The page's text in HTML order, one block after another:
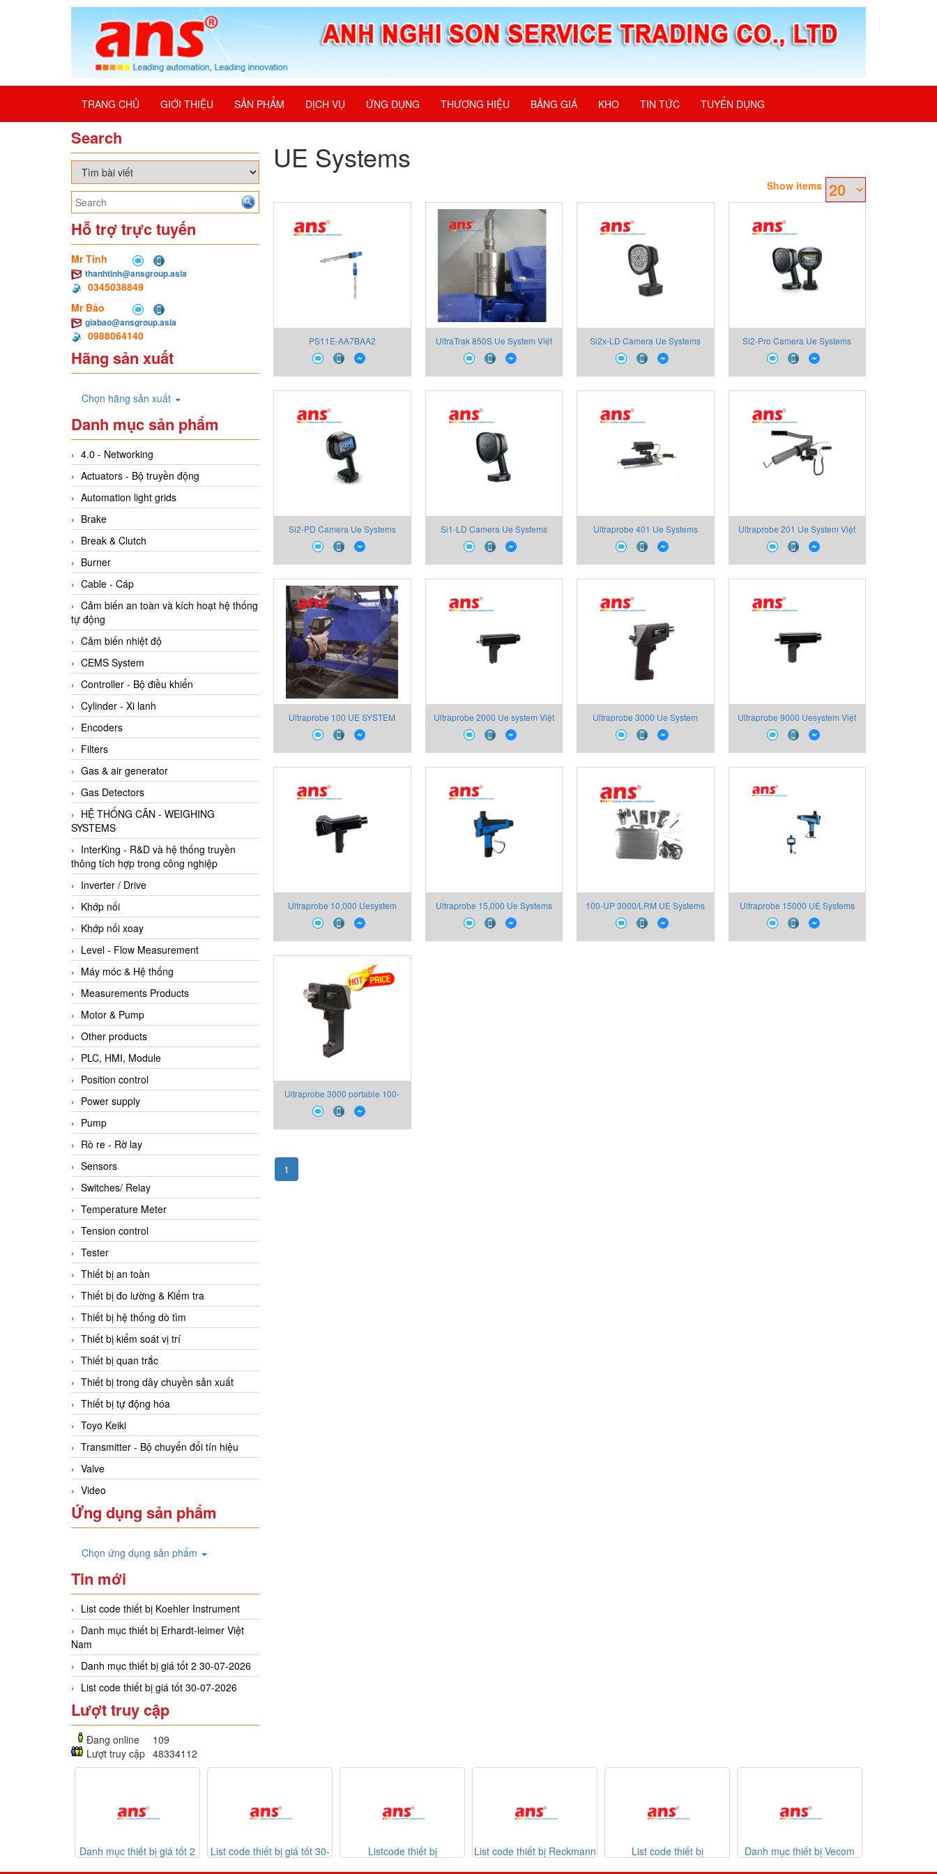
TRANG CHỦ GIỚI THIỆU SẢN PHẨM DỊCH VỤ ỨNG DỤNG THƯƠNG HIỆU BẢNG GIÁ KHO TIN TỨC TUYỂN DỤNG
Search
Hỗ trợ trực tuyến
Mr Tính
thanhtinh@ansgroup.asia
0345038849
Mr Bảo
giabao@ansgroup.asia
0988064140
Hãng sản xuất
Chọn hãng sản xuất
Danh mục sản phẩm
4.0 - Networking
Actuators - Bộ truyền động
Automation light grids
Brake
Break & Clutch
Burner
Cable - Cáp
Cảm biến an toàn và kích hoạt hệ thống
tự động
Cảm biến nhiệt độ
CEMS System
Controller - Bộ điều khiển
Cylinder - Xi lanh
Encoders
Filters
Gas & air generator
Gas Detectors
HỆ THỐNG CÂN - WEIGHING
SYSTEMS
InterKing - R&D và hệ thống truyền
thông tích hợp trong công nghiệp
Inverter / Drive
Khớp nối
Khớp nối xoay
Level - Flow Measurement
Máy móc & Hệ thống
Measurements Products
Motor & Pump
Other products
PLC, HMI, Module
Position control
Power supply
Pump
Rò re - Rờ lay
Sensors
Switches/ Relay
Temperature Meter
Tension control
Tester
Thiết bị an toàn
Thiết bị đo lường & Kiểm tra
Thiết bị hệ thống dò tìm
Thiết bị kiểm soát vị trí
Thiết bị quan trắc
Thiết bị trong dây chuyền sản xuất
Thiết bị tự động hóa
Toyo Keiki
Transmitter - Bộ chuyển đổi tín hiệu
Valve
Video
Ứng dụng sản phẩm
Chọn ứng dụng sản phẩm
Tin mới
List code thiết bị Koehler Instrument
Danh mục thiết bị Erhardt-leimer Việt
Nam
Danh mục thiết bị giá tốt 2 30-07-2026
List code thiết bị giá tốt 30-07-2026
Lượt truy cập
Đang online
109
Lượt truy cập 48334112
UE Systems
Show items
PS11E-AA7BAA2
Endress+Hauser Việt Nam
UltraTrak 850S Ue System Việt
Nam
Si2x-LD Camera Ue Systems
Việt Nam
Si2-Pro Camera Ue Systems
Việt Nam
Si2-PD Camera Ue Systems
Việt Nam
Si1-LD Camera Ue Systems
Việt Nam
Ultraprobe 401 Ue Systems
Việt Nam
Ultraprobe 201 Ue System Việt
Nam
Ultraprobe 100 UE SYSTEM
Việt Nam
Ultraprobe 2000 Ue system Việt
Nam
Ultraprobe 3000 Ue System
Việt Nam
Ultraprobe 9000 Uesystem Việt
Nam
Ultraprobe 10,000 Uesystem
Việt Nam
Ultraprobe 15,000 Ue Systems
Việt Nam
100-UP 3000/LRM UE Systems
Việt Nam
Ultraprobe 15000 UE Systems
Việt Nam
Ultraprobe 3000 portable 100-
UP 3000/LRM UE Systems
1
Danh mục thiết bị giá tốt 2
List code thiết bị giá tốt 30-
Listcode thiết bị
List code thiết bị Reckmann
List code thiết bị
Danh mục thiết bị Vecom